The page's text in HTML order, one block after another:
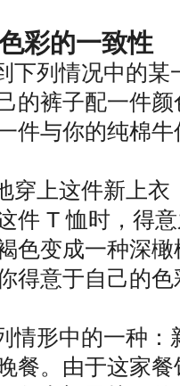
彩的一致性
下列情况中的某
的裤子配一件
件与你的纯棉
穿上这件新上衣
件 T 恤时，得
色变成一种深
得意于自己的
情形中的一种：
餐。由于这家餐